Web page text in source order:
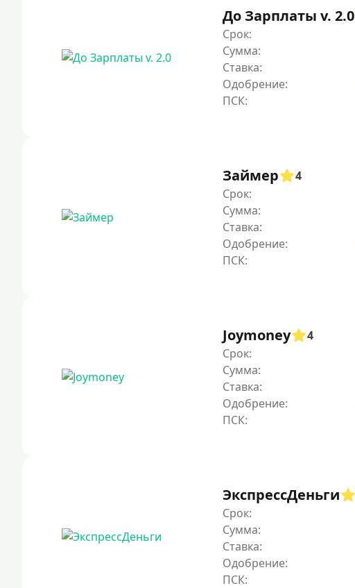
До Зарплаты v. 2.0
Срок:
Сумма:
Ставка:
Одобрение:
Займер
4
Срок:
Сумма:
Ставка:
Одобрение:
Joymoney
4
Срок:
Сумма:
Ставка:
Одобрение:
ЭкспрессДеньги
Срок:
Сумма:
Ставка:
Одобрение: